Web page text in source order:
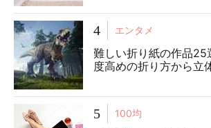
4 エンタメ
難しい折り紙の作品25
度高めの折り方から立
5 100均